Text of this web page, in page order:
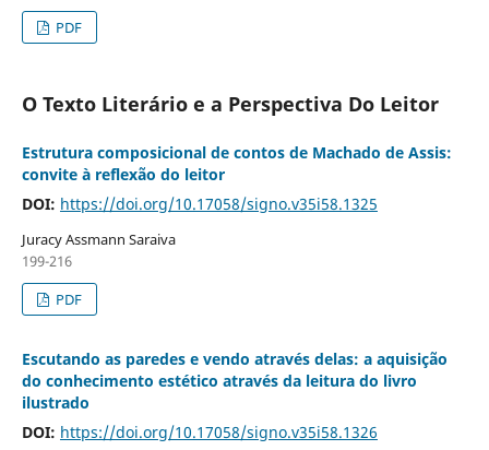
PDF
O Texto Literário e a Perspectiva Do Leitor
Estrutura composicional de contos de Machado de Assis:
convite à reflexão do leitor
DOI: https://doi.org/10.17058/signo.v35i58.1325
Juracy Assmann Saraiva
199-216
PDF
Escutando as paredes e vendo através delas: a aquisição
do conhecimento estético através da leitura do livro
ilustrado
DOI: https://doi.org/10.17058/signo.v35i58.1326